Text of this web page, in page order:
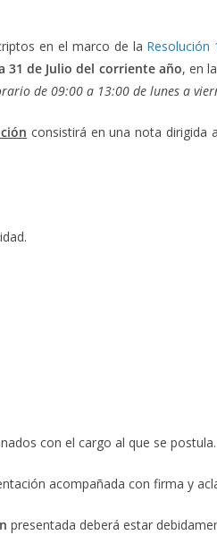
en el marco de la Resolución
31 de Julio del corriente año, en la
de 09:00 a 13:00 de lunes a
consistirá en una nota dirigida
con el cargo al que se postula.
acompañada con firma y
presentada deberá estar